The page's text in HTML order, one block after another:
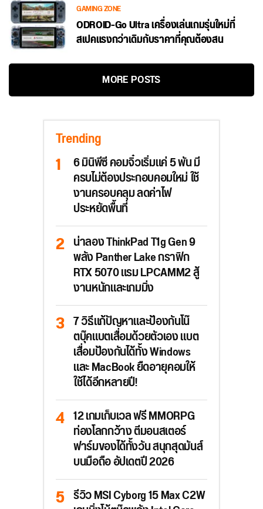
GAMING ZONE
ODROID-Go Ultra เครื่องเล่นเกมรุ่นใหม่ที่
สเปคแรงกว่าเดิมกับราคาที่คุณต้องสน
MORE POSTS
Trending
6 มินิพีซี คอมจิ๋วเริ่มแค่ 5 พัน มี
ครบไม่ต้องประกอบคอมใหม่ ใช้
งานครอบคลุม ลดค่าไฟ
ประหยัดพื้นที่
น่าลอง ThinkPad T1g Gen 9
พลัง Panther Lake กราฟิก
RTX 5070 แรม LPCAMM2 สู้
งานหนักและเกมมิ่ง
7 วิธีแก้ปัญหาและป้องกันโน๊
ตบุ๊คแบตเสื่อมด้วยตัวเอง แบต
เสื่อมป้องกันได้ทั้ง Windows
และ MacBook ยืดอายุคอมให้
ใช้ได้อีกหลายปี!
12 เกมเก็บเวล ฟรี MMORPG
ท่องโลกกว้าง ตีมอนสเตอร์
ฟาร์มของได้ทั้งวัน สนุกสุดมันส์
บนมือถือ อัปเดตปี 2026
รีวิว MSI Cyborg 15 Max C2W